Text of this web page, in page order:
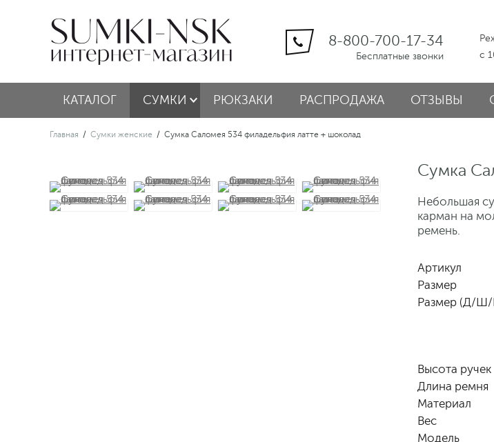
8-800-700-17-34
Бесплатные звонки
с
КАТАЛОГ СУМКИ РЮКЗАКИ РАСПРОДАЖА ОТЗЫВЫ
Главная / Сумки женские / Сумка Саломея 534 филадельфия латте + шоколад
Сумка
Небольшая
карман на
ремень.
Артикул
Размер
Размер (Д/Ш/
Высота ручек
Длина ремня
Материал
Вес
Модель